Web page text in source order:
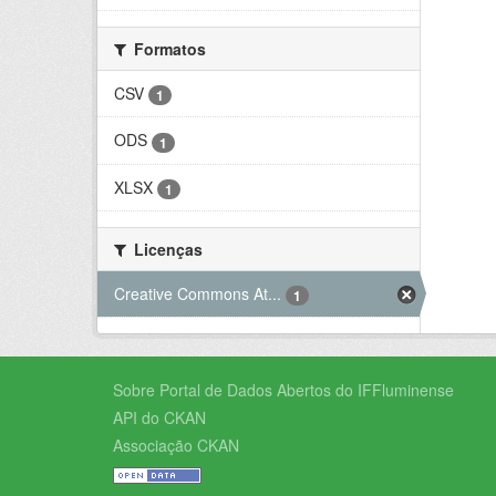
Formatos
CSV
1
ODS 1
XLSX 1
Licenças
Creative Commons At...
1
Sobre Portal de Dados Abertos do IFFluminense
API do CKAN
Associação CKAN